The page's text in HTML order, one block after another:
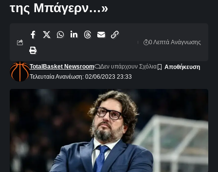
της Μπάγερν…»
Τελευταία Ανανέωση: 02/06/2023 23:33
TotalBasket Newsroom Δεν υπάρχουν Σχόλια
0 Λεπτά Aνάγνωσης